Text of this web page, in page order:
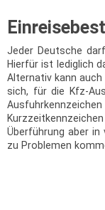
Jeder Deutsche
Hierfür ist lediglich
Alternativ kann
sich, für die Kfz-
Überführung aber in
zu Problemen